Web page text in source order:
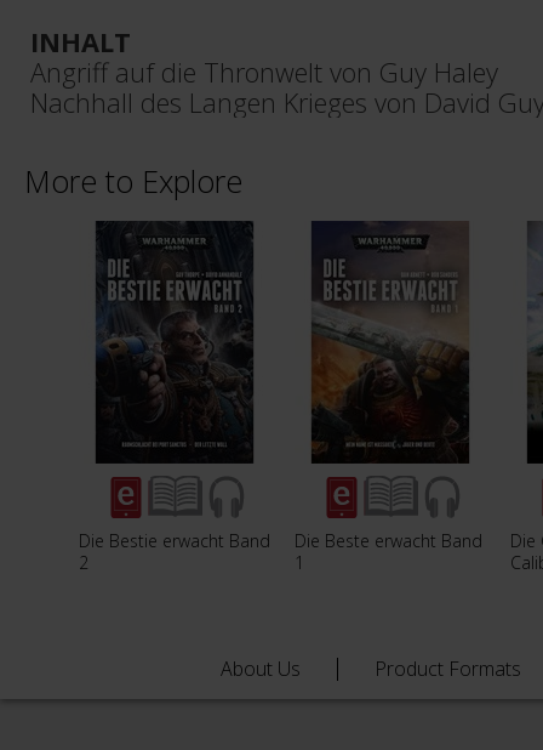
INHALT
Angriff auf die Thronwelt von Guy Haley
Nachhall des Langen Krieges von David
More to Explore
Die Bestie erwacht Band
2
Die Beste erwacht Band
1
Die
About Us Product Formats